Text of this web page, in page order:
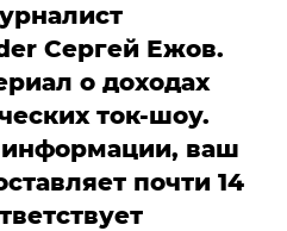
Сергей Ежов.
о доходах
ток-шоу.
ваш
почти 14